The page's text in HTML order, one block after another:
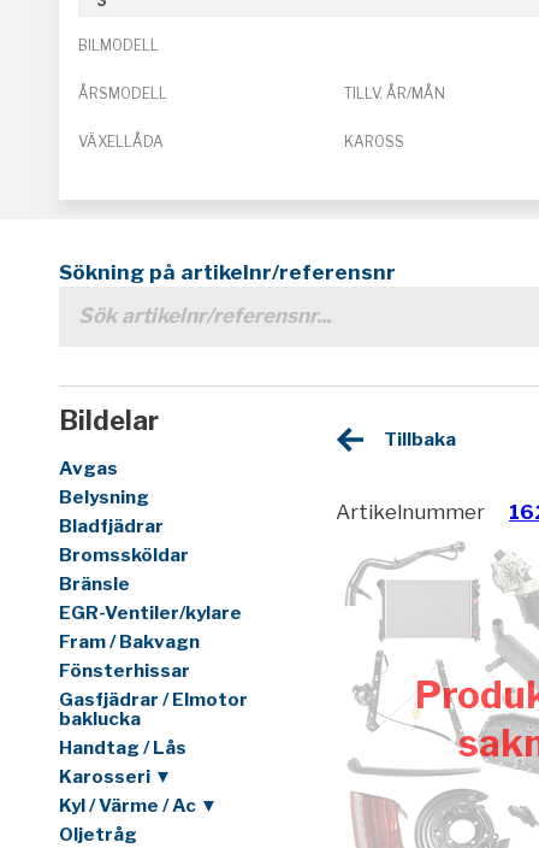
BILMODELL
ÅRSMODELL TILLV. ÅR/MÅN
VÄXELLÅDA KAROSS
Sökning på artikelnr/referensnr
Bildelar
Avgas
Belysning
Bladfjädrar
Bromssköldar
Bränsle
EGR-Ventiler/kylare
Fram / Bakvagn
Fönsterhissar
Gasfjädrar / Elmotor
baklucka
Handtag / Lås
Karosseri ▼
Kyl / Värme / Ac ▼
Oljetråg
Tillbaka
Artikelnummer